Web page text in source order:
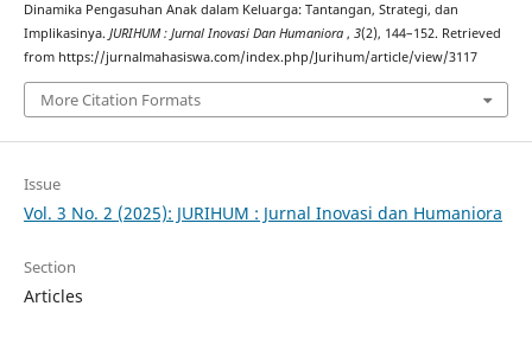
Dinamika Pengasuhan Anak dalam Keluarga: Tantangan, Strategi, dan
Implikasinya. JURIHUM : Jurnal Inovasi Dan Humaniora , 3(2), 144–152. Retrieved
from https://jurnalmahasiswa.com/index.php/Jurihum/article/view/3117
More Citation Formats
Issue
Vol. 3 No. 2 (2025): JURIHUM : Jurnal Inovasi dan Humaniora
Section
Articles